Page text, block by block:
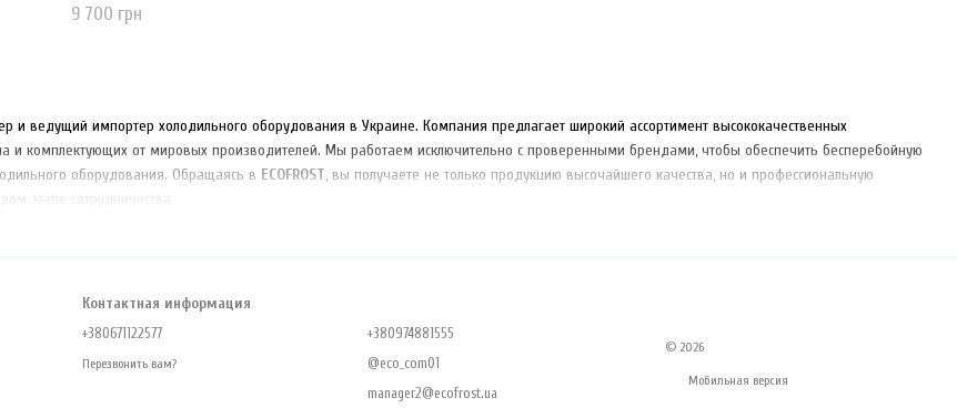
и ведущий импортер холодильного оборудования в Украине. Компания предлагает широкий ассортимент высококачественных
и комплектующих от мировых производителей. Мы работаем исключительно с проверенными брендами, чтобы обеспечить бесперебойную
оборудования. Обращаясь в ECOFROST, вы получаете не только продукцию высочайшего качества, но и профессиональную
этапе сотрудничества
9 700 грн
Контактная информация
+380671122577
Перезвонить вам?
+380974881555
@eco_com01
manager2@ecofrost.ua
© 2026
Мобильная версия